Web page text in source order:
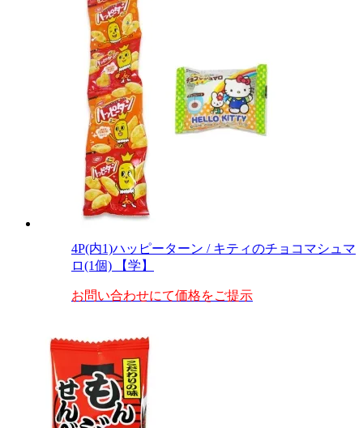
4P(内1)ハッピーターン / キティのチョコマシュマ
ロ(1個) 【学】
お問い合わせにて価格をご提示